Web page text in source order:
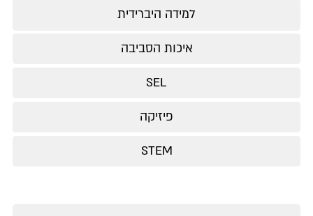
למידה היברידית
איכות הסביבה
SEL
פיזיקה
STEM